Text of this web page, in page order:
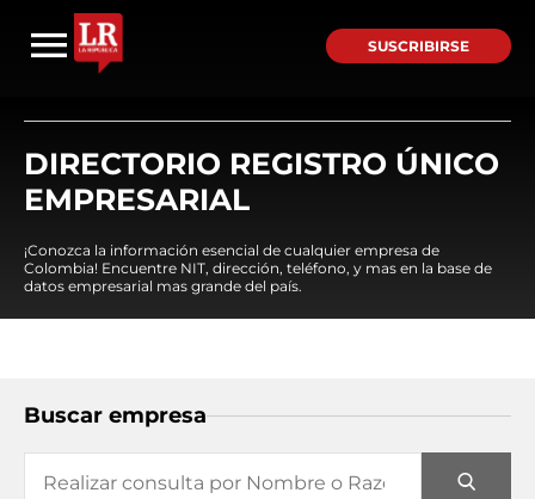
SUSCRIBIRSE
DIRECTORIO REGISTRO ÚNICO
EMPRESARIAL
¡Conozca la información esencial de cualquier empresa de
Colombia! Encuentre NIT, dirección, teléfono, y mas en la base de
datos empresarial mas grande del país.
Buscar empresa